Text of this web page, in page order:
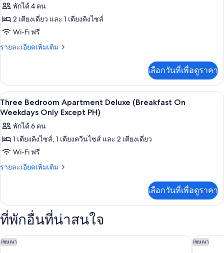
Weekdays
Only
PH)
ทั้งหมด
ของ
Two-
Bedroom
On
Weekdays
Only
Except
PH)
พักได้ 4 คน
2 เตียงเดี่ยว และ 1 เตียงคิงไซส์
Wi-Fi ฟรี
รายละเอียดเพิ่มเติม
ราย
เกี่ยว
กับ
Two-
Bedroom
Apartment
(Breakfast
On
Only
Except
PH)
เลือกวันที่เพื่อดูราคา
เปิด
ภาพถ่าย
ทั้งหมด
ของ
Three
Bedroom
(Breakfast
On
Weekdays
Only
Except
ตู้นิรภัยในห้องพัก, เตารีด/โต๊ะรีดผ้า,
7
Three Bedroom Apartment Deluxe (Breakfast On
Weekdays Only Except PH)
พักได้ 6 คน
1 เตียงคิงไซส์, 1 เตียงควีนไซส์ และ 2 เตียงเดี่ยว
Wi-Fi ฟรี
รายละเอียดเพิ่มเติม
ราย
เกี่ยว
กับ
Three
Apartment
Deluxe
เลือกวันที่เพื่อดูราคา
ที่พักอื่นที่น่าสนใจ
โฆษณา
เดอะ สแตนดาร์ด, สิงคโปร์ โฆษณา
รีสอร์ท เ